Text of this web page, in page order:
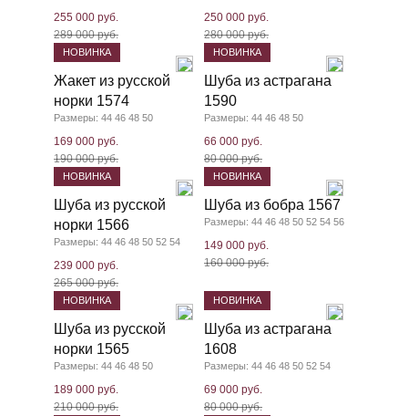
255 000 руб.
289 000 руб.
250 000 руб.
280 000 руб.
НОВИНКА
Жакет из русской
норки 1574
Размеры: 44 46 48 50
169 000 руб.
190 000 руб.
НОВИНКА
Шуба из астрагана
1590
Размеры: 44 46 48 50
66 000 руб.
80 000 руб.
НОВИНКА
Шуба из русской
норки 1566
Размеры: 44 46 48 50 52 54
239 000 руб.
265 000 руб.
НОВИНКА
Шуба из бобра 1567
Размеры: 44 46 48 50 52 54 56
149 000 руб.
160 000 руб.
НОВИНКА
Шуба из русской
норки 1565
Размеры: 44 46 48 50
189 000 руб.
210 000 руб.
НОВИНКА
Шуба из астрагана
1608
Размеры: 44 46 48 50 52 54
69 000 руб.
80 000 руб.